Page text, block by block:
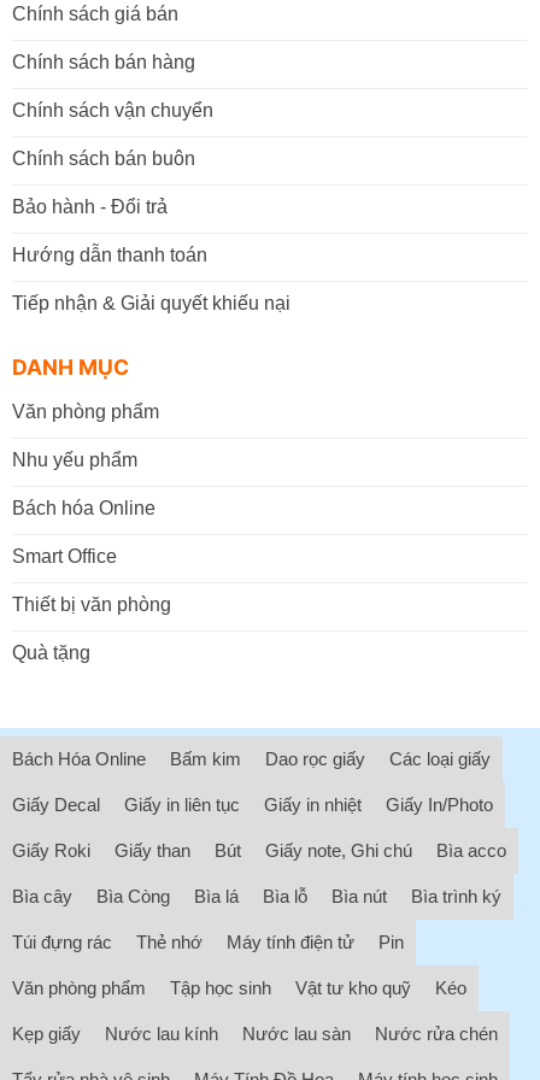
Chính sách giá bán
Chính sách bán hàng
Chính sách vận chuyển
Chính sách bán buôn
Bảo hành - Đổi trả
Hướng dẫn thanh toán
Tiếp nhận & Giải quyết khiếu nại
DANH MỤC
Văn phòng phẩm
Nhu yếu phẩm
Bách hóa Online
Smart Office
Thiết bị văn phòng
Quà tặng
Bách Hóa Online Bấm kim Dao rọc giấy Các loại giấy
Giấy Decal Giấy in liên tục Giấy in nhiệt Giấy In/Photo
Giấy Roki Giấy than Bút Giấy note, Ghi chú Bìa acco
Bìa cây Bìa Còng Bìa lá Bìa lỗ Bìa nút Bìa trình ký
Túi đựng rác Thẻ nhớ Máy tính điện tử Pin
Văn phòng phẩm Tập học sinh Vật tư kho quỹ Kéo
Kẹp giấy Nước lau kính Nước lau sàn Nước rửa chén